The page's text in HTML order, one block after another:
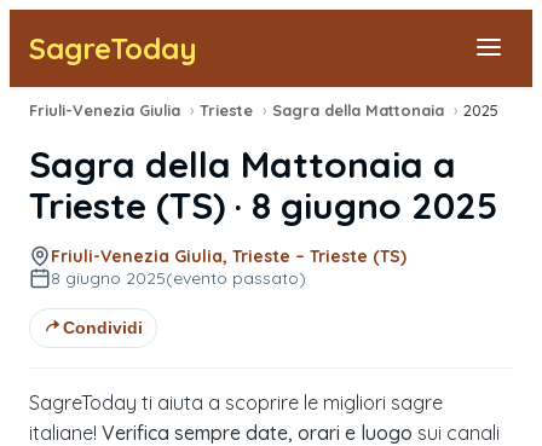
SagreToday
Segnala una sagra
Tutte le Sagre
Vicino a Me
Friuli-Venezia Giulia › Trieste › Sagra della Mattonaia › 2025
Sagra della Mattonaia a
Trieste (TS) · 8 giugno 2025
Friuli-Venezia Giulia, Trieste – Trieste (TS)
8 giugno 2025(evento passato)
Condividi
SagreToday ti aiuta a scoprire le migliori sagre
italiane! Verifica sempre date, orari e luogo sui canali